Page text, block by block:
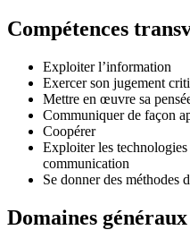
Compétences
Exploiter l’information
Exercer son jugement
Mettre en œuvre sa
Communiquer de façon
Coopérer
Exploiter les
communication
Se donner des méthodes
Domaines